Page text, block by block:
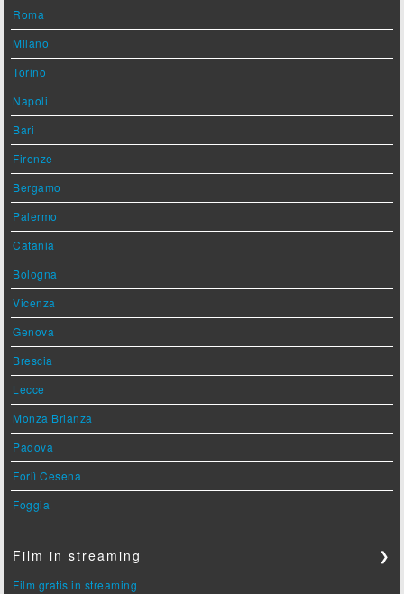
Roma
Milano
Torino
Napoli
Bari
Firenze
Bergamo
Palermo
Catania
Bologna
Vicenza
Genova
Brescia
Lecce
Monza Brianza
Padova
Forlì Cesena
Foggia
Film in streaming ❯
Film gratis in streaming